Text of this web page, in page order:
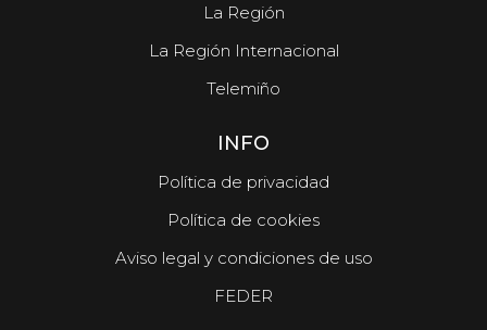
La Región
La Región Internacional
Telemiño
INFO
Política de privacidad
Política de cookies
Aviso legal y condiciones de uso
FEDER